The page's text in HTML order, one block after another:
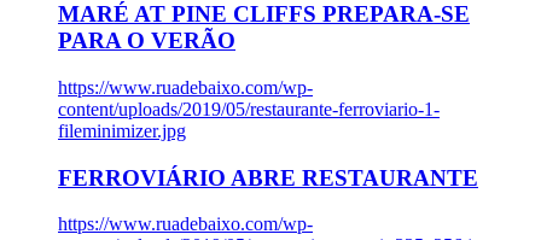
MARÉ AT PINE CLIFFS PREPARA-SE
PARA O VERÃO
https://www.ruadebaixo.com/wp-
content/uploads/2019/05/restaurante-ferroviario-1-
fileminimizer.jpg
FERROVIÁRIO ABRE RESTAURANTE
https://www.ruadebaixo.com/wp-